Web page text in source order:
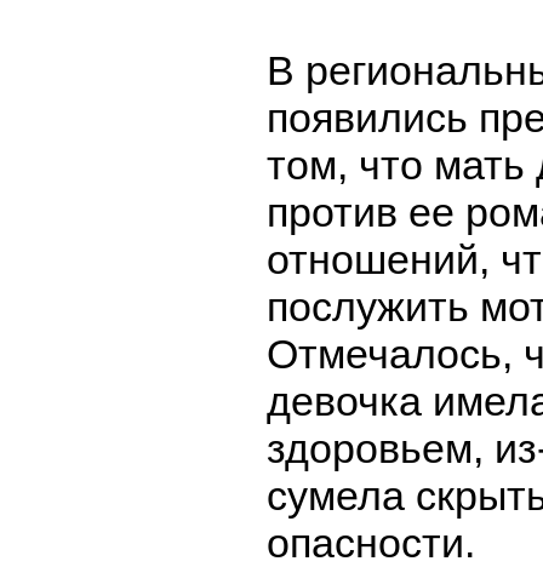
В
появились
том, что
против ее
отношений,
послужить
Отмечалось,
девочка
здоровьем,
сумела
опасности.